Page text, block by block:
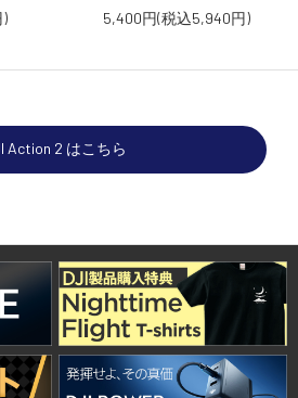
5,400円(税込5,940円)
Action 2 はこちら